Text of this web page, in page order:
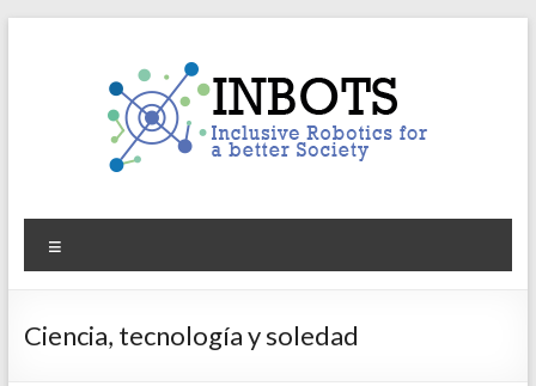
INBOTS
Inclusive
for
Ciencia, tecnología y soledad